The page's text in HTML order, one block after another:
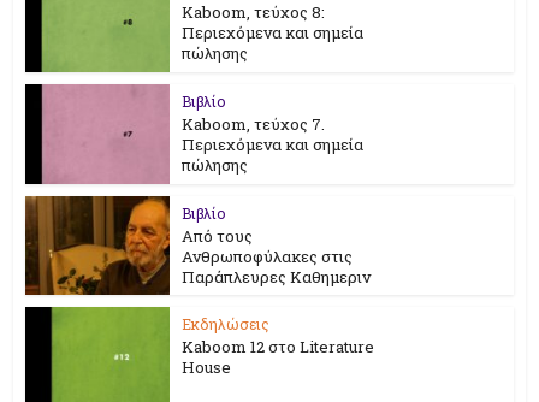
Kaboom, τεύχος 8:
Περιεχόμενα και σημεία
πώλησης
Βιβλίο
Kaboom, τεύχος 7.
Περιεχόμενα και σημεία
πώλησης
Βιβλίο
Από τους
Ανθρωποφύλακες στις
Παράπλευρες Καθημεριν
Εκδηλώσεις
Kaboom 12 στο Literature
House